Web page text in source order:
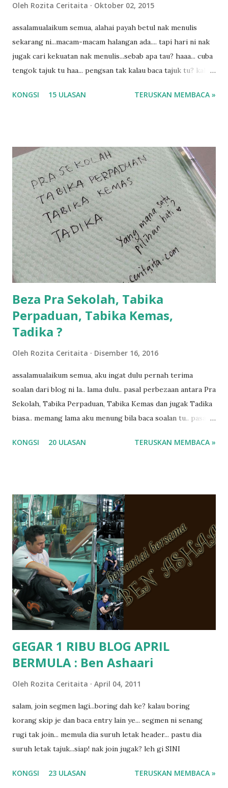
Oleh Rozita Ceritaita Oktober 02, 2015
assalamualaikum semua, alahai payah betul nak menulis
sekarang ni...macam-macam halangan ada.... tapi hari ni nak
jugak cari kekuatan nak menulis...sebab apa tau? haaa... cuba
tengok tajuk tu haa... pengsan tak kalau baca tajuk tu? kalau
tau? yang sebut tu anak aku....diulangi ANAK AKU ....adoiiii
balik keja aku ajak la shah singgah Giant beli barang
sikit...dalam perjalanan dari dalam kereta tu biasalah kan
kami memang akan pimpin anak-anak jalan sampai masuk
dalam... dan kebiasanya bagi anak 4 macam kami ni bahagi-
bahagi lah siapa nak pimpin siapa... dan biasanya aku akan
dukung adik hadi sambil pimpin kakak husna... yang abg
ngah dengan abg long terserah pada shah la pulak.. tapi
kalau ikut anak-anak semua nak ummi pimpin... ajer rebeh
ba...
KONGSI 15 ULASAN TERUSKAN MEMBACA »
Beza Pra Sekolah, Tabika
Perpaduan, Tabika Kemas,
Tadika ?
Oleh Rozita Ceritaita Disember 16, 2016
assalamualaikum semua, aku ingat dulu pernah terima
soalan dari blog ni la.. lama dulu.. pasal perbezaan antara Pra
Sekolah, Tabika Perpaduan, Tabika Kemas dan jugak Tadika
biasa.. memang lama aku menung bila baca soalan tu.. pasal
ko.. masa tu aku baru je ada anak sorang dan aku hentam je
tanya sapa-sapa pun masa tu.. bila fikir-fikirkan balik terasa
jugak masa alahai teruknya kami sebagai ibubapa.. dan kami
terasa jugak semakin teruk bila abg long dah masuk 2 tahun
kat salah satu tadika swasta ni.. tapi nampaknya kenal huruf
pun tak tau.. pengsan aku bila ingat balik.. aku mula fikir
mungkin sebab abg long sendiri jenis budak yang ada
masalah dyslexia.. tapi minor la.. nanti la aku cerita pasal
dyslexia tu.. lepas tu kami buat keputusan pu...
KONGSI 20 ULASAN TERUSKAN MEMBACA »
GEGAR 1 RIBU BLOG APRIL
BERMULA : Ben Ashaari
Oleh Rozita Ceritaita April 04, 2011
salam, join segmen lagi...boring dah ke? kalau boring
korang skip je dan baca entry lain ye... segmen ni senang
rugi tak join... memula dia suruh letak header... pastu dia
suruh letak tajuk...siap! nak join jugak? leh gi SINI
KONGSI 23 ULASAN TERUSKAN MEMBACA »